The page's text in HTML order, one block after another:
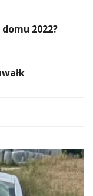
2022?